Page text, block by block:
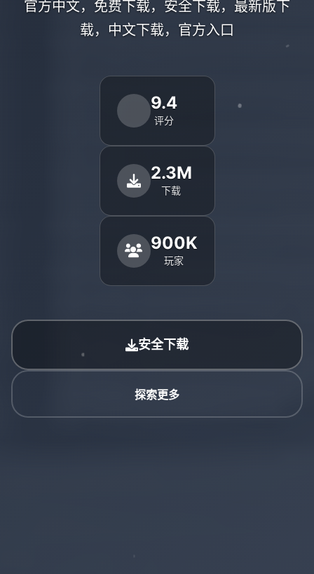
官方中文，免费下载，安全下载，最新版下
载，中文下载，官方入口
9.4
评分
2.3M
下载
900K
玩家
安全下载
探索更多